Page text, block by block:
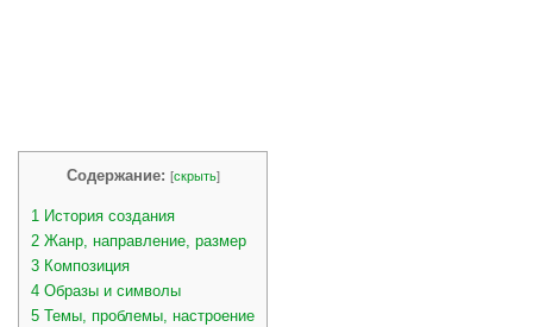
Содержание: [скрыть]
1
История создания
2 Жанр, направление, размер
3 Композиция
4 Образы и символы
5 Темы, проблемы, настроение